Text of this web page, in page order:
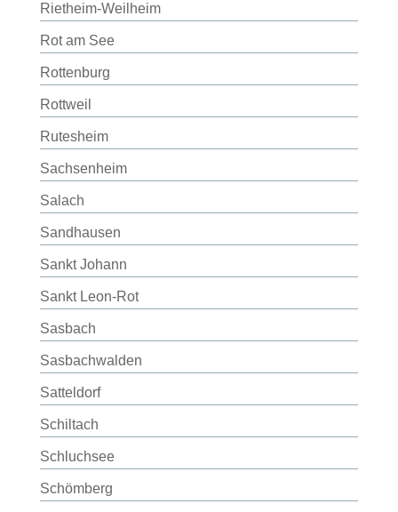
Rietheim-Weilheim
Rot am See
Rottenburg
Rottweil
Rutesheim
Sachsenheim
Salach
Sandhausen
Sankt Johann
Sankt Leon-Rot
Sasbach
Sasbachwalden
Satteldorf
Schiltach
Schluchsee
Schömberg